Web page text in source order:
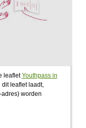
leafletYouthpass in
leaflet laadt,
worden